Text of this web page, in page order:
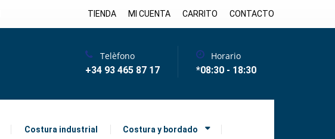
TIENDA MI CUENTA CARRITO CONTACTO
Costura industrial Costura y bordado
Telèfono
+34 93 465 87 17
Horario
*08:30 - 18:30